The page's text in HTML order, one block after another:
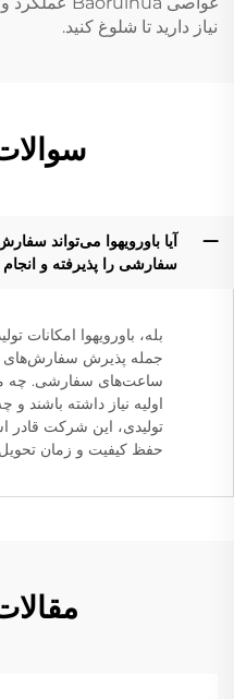
نیاز دارید تا شلوغ کنید.
آیا باورویهوا می‌تواند
سفارشی را پذیرفته و انجام
بله، باورویهوا امکانات
جمله پذیرش سفارش‌های
ساعت‌های سفارشی. چه
اولیه نیاز داشته
تولیدی، این شرکت قادر
حفظ کیفیت و زمان